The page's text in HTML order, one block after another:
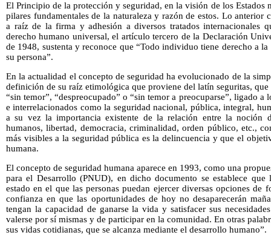
El Principio de la protección y seguridad, en la visión de los Estados
pilares fundamentales de la naturaleza y razón de estos. Lo anterior
a raíz de la firma y adhesión a diversos tratados internacionales
derecho humano universal, el artículo tercero de la Declaración
de 1948, sustenta y reconoce que “Todo individuo tiene derecho a
su persona”.
En la actualidad el concepto de seguridad ha evolucionado de la
definición de su raíz etimológica que proviene del latín seguritas,
“sin temor”, “despreocupado” o “sin temor a preocuparse”, ligado a
e interrelacionados como la seguridad nacional, pública, integral,
a su vez la importancia existente de la relación entre la noción
humanos, libertad, democracia, criminalidad, orden público, etc.,
más visibles a la seguridad pública es la delincuencia y que el
humana.
El concepto de seguridad humana aparece en 1993, como una
para el Desarrollo (PNUD), en dicho documento se establece que
estado en el que las personas puedan ejercer diversas opciones
confianza en que las oportunidades de hoy no desaparecerán
tengan la capacidad de ganarse la vida y satisfacer sus
valerse por sí mismas y de participar en la comunidad. En otras
sus vidas cotidianas, que se alcanza mediante el desarrollo humano”.